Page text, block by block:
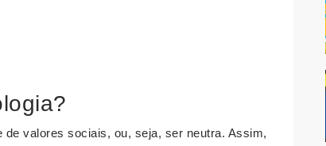
valores sociais, ou, seja, ser neutra. Assim,